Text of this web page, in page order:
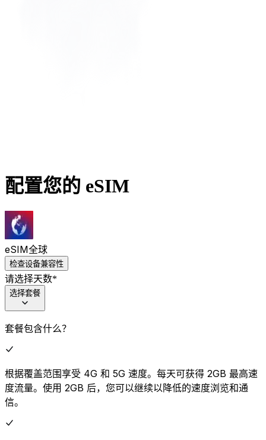
配置您的 eSIM
eSIM全球
检查设备兼容性
请选择天数*
选择套餐
套餐包含什么？
根据覆盖范围享受 4G 和 5G 速度。每天可获得 2GB 最高速
度流量。使用 2GB 后，您可以继续以降低的速度浏览和通
信。